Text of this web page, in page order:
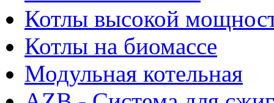
Котлы высокой
Котлы на биомассе
Модульная котельная